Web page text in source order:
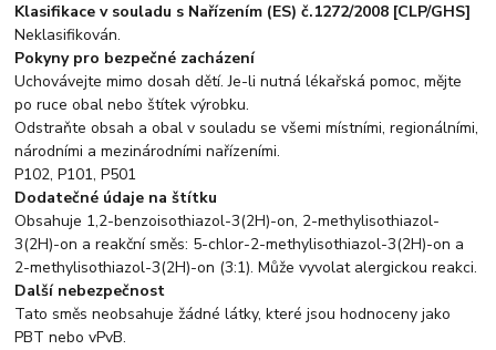
Klasifikace v souladu s Nařízením (ES) č.1272/2008 [CLP/GHS]
Neklasifikován.
Pokyny pro bezpečné zacházení
Uchovávejte mimo dosah dětí. Je-li nutná lékařská pomoc, mějte
po ruce obal nebo štítek výrobku.
Odstraňte obsah a obal v souladu se všemi místními, regionálními,
národními a mezinárodními nařízeními.
P102, P101, P501
Dodatečné údaje na štítku
Obsahuje 1,2-benzoisothiazol-3(2H)-on, 2-methylisothiazol-
3(2H)-on a reakční směs: 5-chlor-2-methylisothiazol-3(2H)-on a
2-methylisothiazol-3(2H)-on (3:1). Může vyvolat alergickou reakci.
Další nebezpečnost
Tato směs neobsahuje žádné látky, které jsou hodnoceny jako
PBT nebo vPvB.